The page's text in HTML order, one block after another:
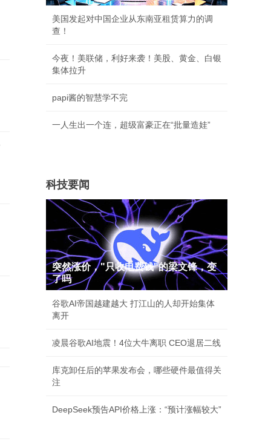
美国发起对中国企业从东南亚租赁算力的调
查！
今夜！美联储，利好来袭！美股、黄金、白银
集体拉升
papi酱的智慧学不完
一人生出一个连，超级富豪正在“批量造娃”
科技要闻
突然涨价，"只收电费钱"的梁文锋，变
了吗
谷歌AI帝国越建越大 打江山的人却开始集体
离开
凌晨谷歌AI地震！4位大牛离职 CEO退居二线
库克卸任后的苹果发布会，哪些硬件最值得关
注
DeepSeek预告API价格上涨：“预计涨幅较大”